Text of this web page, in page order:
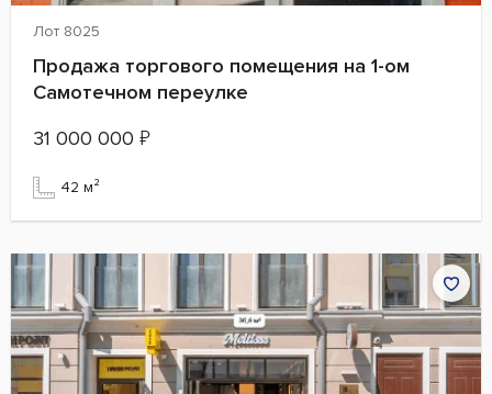
Лот 8025
Продажа торгового помещения на 1-ом
Самотечном переулке
31 000 000 ₽
42 м²